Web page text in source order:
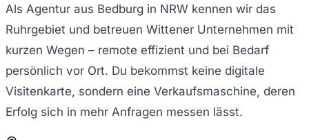
Als Agentur aus Bedburg in NRW kennen wir das
Ruhrgebiet und betreuen Wittener Unternehmen mit
kurzen Wegen – remote effizient und bei Bedarf
persönlich vor Ort. Du bekommst keine digitale
Visitenkarte, sondern eine Verkaufsmaschine, deren
Erfolg sich in mehr Anfragen messen lässt.